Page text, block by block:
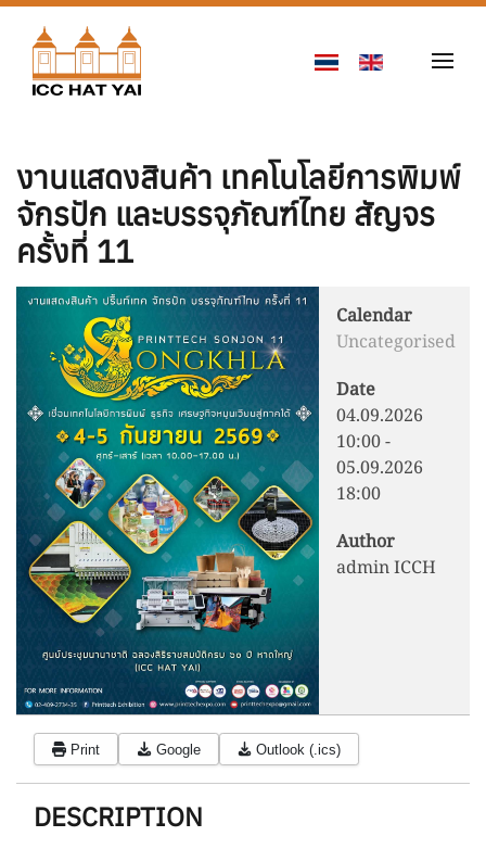
Skip to main content
งานแสดงสินค้า เทคโนโลยีการพิมพ์
จักรปัก และบรรจุภัณฑ์ไทย สัญจร
ครั้งที่ 11
Calendar
Uncategorised
Date
04.09.2026
10:00-
05.09.2026
18:00
Author
admin ICCH
Print Google Outlook (.ics)
DESCRIPTION